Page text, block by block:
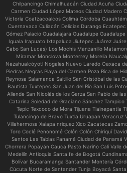
Chilpancingo Chimalhuacán Ciudad Acuña
Carmen Ciudad López Mateos Ciudad Madero
Victoria Coatzacoalcos Colima Córdoba
Cuernavaca Culiacán Delicias Durango
Gómez Palacio Guadalajara Guadalupe
Iguala Irapuato Ixtapaluca Jiutepec Juárez
Cabo San Lucas) Los Mochis Manzanillo
Miramar Monclova Monterrey Morelia
Nezahualcóyotl Nogales Nuevo Laredo Oaxaca
Piedras Negras Playa del Carmen Poza Rica de
Reynosa Salamanca Saltillo San Cristóbal de las
Bautista Tuxtepec San Juan del Río San Luis
Allende San Nicolás de los Garza San Pablo de
Catarina Soledad de Graciano Sánchez Tampico
Tepic Texcoco de Mora Tijuana Tlalnepantla
Tulancingo de Bravo Tuxtla Uruapan Veracruz
Villahermosa Xalapa nriquez Xico Zacatecas
Toro Coclé Penonomé Colón Colón Chiriquí
Santos Las Tablas Panamá Ciudad de Panamá
Chorrera Popayán Cauca Pasto Nariño Cali Valle
Medellín Antioquia Santa fe de Bogotá
Bolívar Bucaramanga Santander Montería
Cúcuta Norte de Santander Tunja Boyacá